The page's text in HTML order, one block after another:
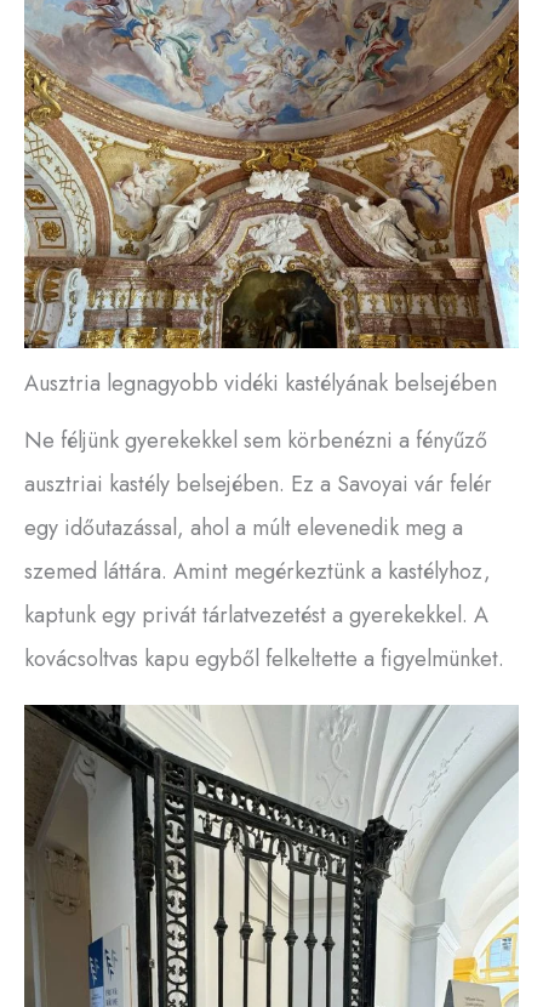
Ausztria legnagyobb vidéki kastélyának belsejében
Ne féljünk gyerekekkel sem körbenézni a fényűző
ausztriai kastély belsejében. Ez a Savoyai vár felér
egy időutazással, ahol a múlt elevenedik meg a
szemed láttára. Amint megérkeztünk a kastélyhoz,
kaptunk egy privát tárlatvezetést a gyerekekkel. A
kovácsoltvas kapu egyből felkeltette a figyelmünket.